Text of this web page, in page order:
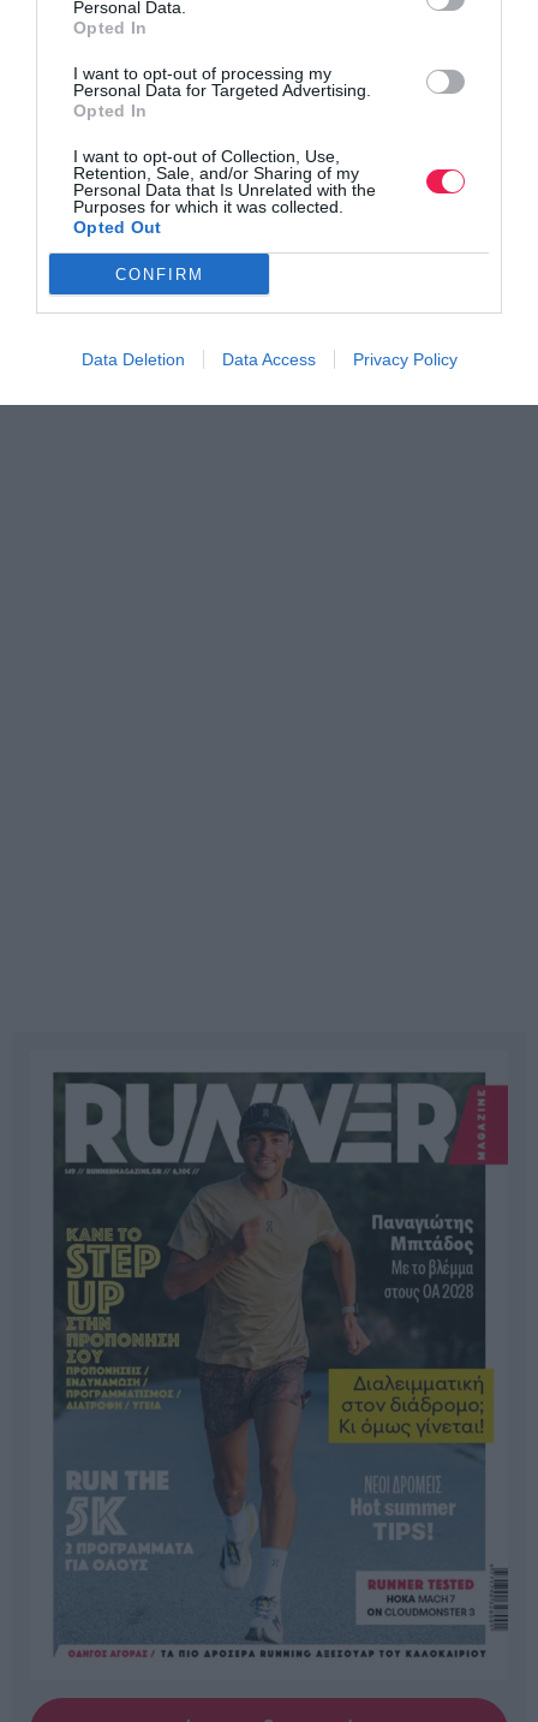
Personal Data.
Opted In
I want to opt-out of processing my
Personal Data for Targeted Advertising.
Opted In
I want to opt-out of Collection, Use,
Retention, Sale, and/or Sharing of my
Personal Data that Is Unrelated with the
Purposes for which it was collected.
Opted Out
CONFIRM
Data Deletion Data Access Privacy Policy